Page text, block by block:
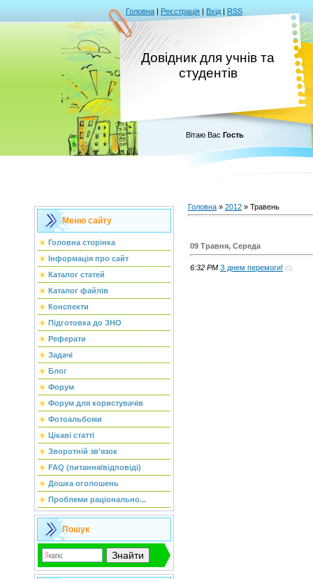
Головна | Реєстрація | Вхід | RSS
Довідник для учнів та
студентів
Вітаю Вас Гость
Меню сайту
Головна сторінка
Інформація про сайт
Каталог статей
Каталог файлів
Конспекти
Підготовка до ЗНО
Реферати
Задачі
Блог
Форум
Форум для користувачів
Фотоальбоми
Цікаві статті
Зворотній зв'язок
FAQ (питання/відповіді)
Дошка оголошень
Проблеми раціонально...
Пошук
Головна » 2012 » Травень
09 Травня, Середа
6:32 PM З днем перемоги! (0)